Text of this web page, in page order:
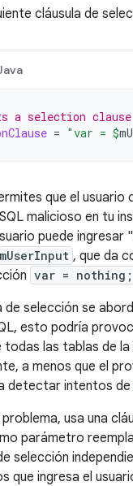
cláusula de
a selection
= "var = $
que el usuario
malicioso en tu
puede ingresar
mUserInput , que da
var = nothing;
de selección se
esto podría
las tablas de
a menos que el
detectar intentos de
usa una
parámetro
selección
que ingresa el